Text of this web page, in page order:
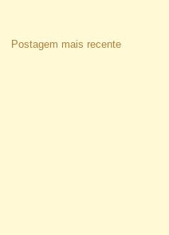
Postagem mais recente